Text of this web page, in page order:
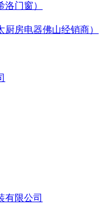
门窗）
房电器佛山经销商）
有限公司